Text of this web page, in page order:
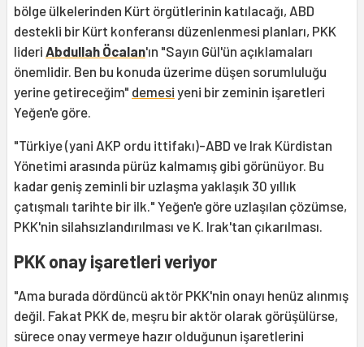
bölge ülkelerinden Kürt örgütlerinin katılacağı, ABD
destekli bir Kürt konferansı düzenlenmesi planları, PKK
lideri Abdullah Öcalan'ın "Sayın Gül'ün açıklamaları
önemlidir. Ben bu konuda üzerime düşen sorumluluğu
yerine getireceğim" demesi yeni bir zeminin işaretleri
Yeğen'e göre.
"Türkiye (yani AKP ordu ittifakı)-ABD ve Irak Kürdistan
Yönetimi arasında pürüz kalmamış gibi görünüyor. Bu
kadar geniş zeminli bir uzlaşma yaklaşık 30 yıllık
çatışmalı tarihte bir ilk." Yeğen'e göre uzlaşılan çözümse,
PKK'nin silahsızlandırılması ve K. Irak'tan çıkarılması.
PKK onay işaretleri veriyor
"Ama burada dördüncü aktör PKK'nin onayı henüz alınmış
değil. Fakat PKK de, meşru bir aktör olarak görüşülürse,
sürece onay vermeye hazır olduğunun işaretlerini